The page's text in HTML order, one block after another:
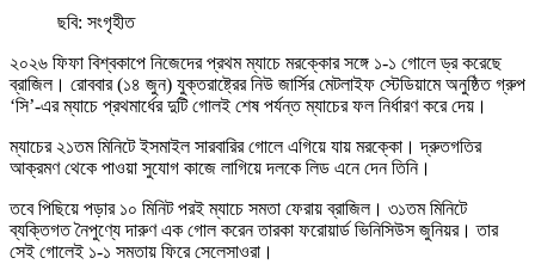
ছবি: সংগৃহীত
২০২৬ ফিফা বিশ্বকাপে নিজেদের প্রথম ম্যাচে মরক্কোর সঙ্গে ১-১ গোলে ড্র করেছে
ব্রাজিল। রোববার (১৪ জুন) যুক্তরাষ্ট্রের নিউ জার্সির মেটলাইফ স্টেডিয়ামে অনুষ্ঠিত গ্রুপ
‘সি’-এর ম্যাচে প্রথমার্ধের দুটি গোলই শেষ পর্যন্ত ম্যাচের ফল নির্ধারণ করে দেয়।
ম্যাচের ২১তম মিনিটে ইসমাইল সারবারির গোলে এগিয়ে যায় মরক্কো। দ্রুতগতির
আক্রমণ থেকে পাওয়া সুযোগ কাজে লাগিয়ে দলকে লিড এনে দেন তিনি।
তবে পিছিয়ে পড়ার ১০ মিনিট পরই ম্যাচে সমতা ফেরায় ব্রাজিল। ৩১তম মিনিটে
ব্যক্তিগত নৈপুণ্যে দারুণ এক গোল করেন তারকা ফরোয়ার্ড ভিনিসিউস জুনিয়র। তার
সেই গোলেই ১-১ সমতায় ফিরে সেলেসাওরা।